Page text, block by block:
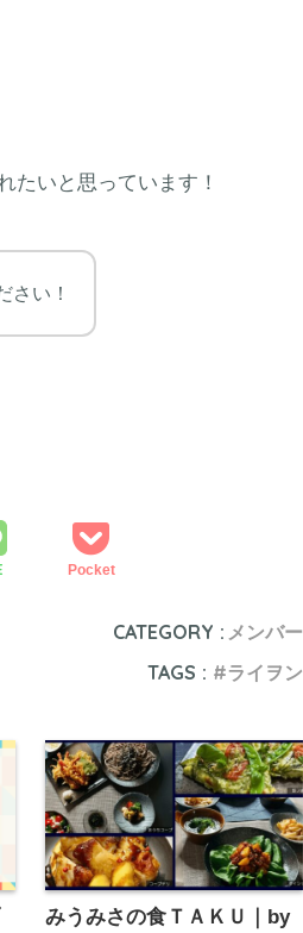
たいと思っています！
さい！
Pocket
CATEGORY : メンバー
TAGS :
ライヲン
みうみさの食ＴＡＫＵ｜by